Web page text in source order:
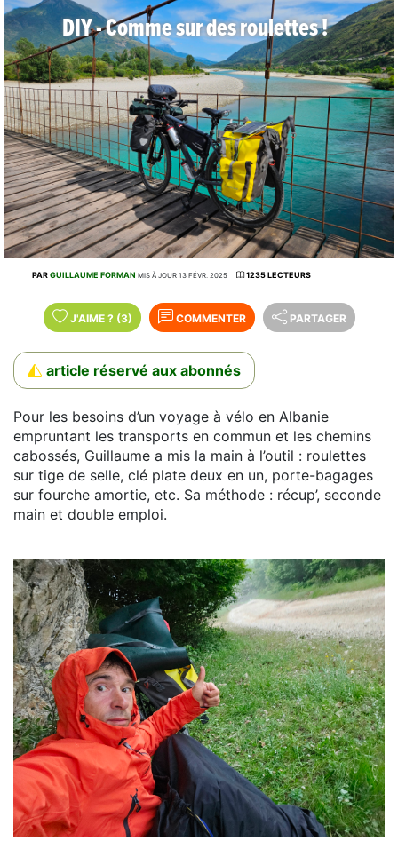
DIY - Comme sur des roulettes !
PARGUILLAUME FORMAN MIS À JOUR 13 FÉVR. 2025 1235 LECTEURS
J'AIME ? (3) COMMENTER PARTAGER
article réservé aux abonnés
Pour les besoins d’un voyage à vélo en Albanie
empruntant les transports en commun et les chemins
cabossés, Guillaume a mis la main à l’outil : roulettes
sur tige de selle, clé plate deux en un, porte-bagages
sur fourche amortie, etc. Sa méthode : récup’, seconde
main et double emploi.